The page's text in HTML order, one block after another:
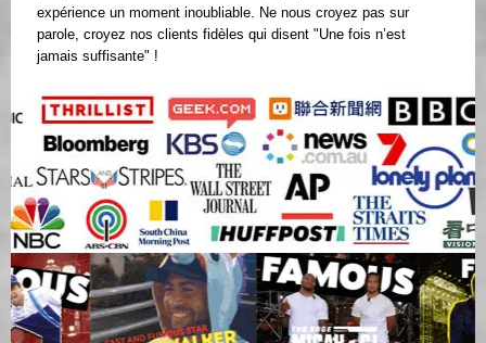
expérience un moment inoubliable. Ne nous croyez pas sur
parole, croyez nos clients fidèles qui disent "Une fois n’est
jamais suffisante" !